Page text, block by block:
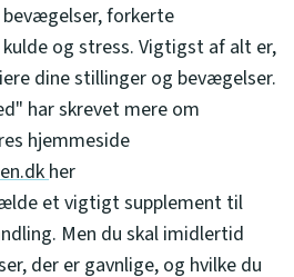
forkerte
og stress. Vigtigst af alt er,
dine stillinger og bevægelser.
har skrevet mere om
hjemmeside
her
et vigtigt supplement til
Men du skal imidlertid
der er gavnlige, og hvilke du